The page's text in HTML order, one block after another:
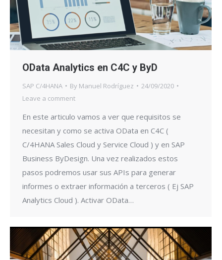
OData Analytics en C4C y ByD
SAP C/4HANA By Manuel Rodríguez
24/09/2020
Leave a comment
En este articulo vamos a ver que requisitos se
necesitan y como se activa OData en C4C (
C/4HANA Sales Cloud y Service Cloud ) y en SAP
Business ByDesign. Una vez realizados estos
pasos podremos usar sus APIs para generar
informes o extraer información a terceros ( Ej SAP
Analytics Cloud ). Activar OData…